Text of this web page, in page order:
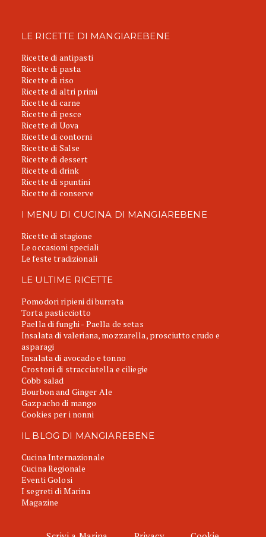
LE RICETTE DI MANGIAREBENE
Ricette di antipasti
Ricette di pasta
Ricette di riso
Ricette di altri primi
Ricette di carne
Ricette di pesce
Ricette di Uova
Ricette di contorni
Ricette di Salse
Ricette di dessert
Ricette di drink
Ricette di spuntini
Ricette di conserve
I MENU DI CUCINA DI MANGIAREBENE
Ricette di stagione
Le occasioni speciali
Le feste tradizionali
LE ULTIME RICETTE
Pomodori ripieni di burrata
Torta pasticciotto
Paella di funghi - Paella de setas
Insalata di valeriana, mozzarella, prosciutto crudo e
asparagi
Insalata di avocado e tonno
Crostoni di stracciatella e ciliegie
Cobb salad
Bourbon and Ginger Ale
Gazpacho di mango
Cookies per i nonni
IL BLOG DI MANGIAREBENE
Cucina Internazionale
Cucina Regionale
Eventi Golosi
I segreti di Marina
Magazine